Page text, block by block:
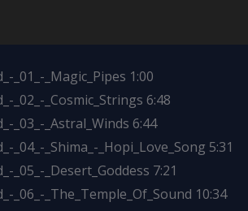
_01_-_Magic_Pipes 1:00
_02_-_Cosmic_Strings 6:48
_03_-_Astral_Winds 6:44
_04_-_Shima_-_Hopi_Love_Song 5:31
_05_-_Desert_Goddess 7:21
_06_-_The_Temple_Of_Sound 10:34